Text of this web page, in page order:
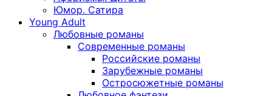
Юмор. Сатира
Young Adult
Любовные романы
Современные романы
Российские романы
Зарубежные романы
Остросюжетные романы